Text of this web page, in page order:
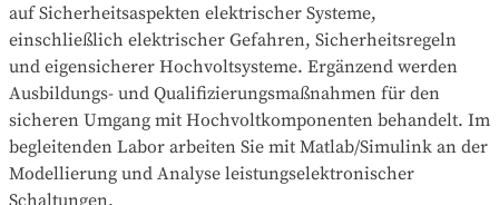
auf Sicherheitsaspekten elektrischer Systeme,
einschließlich elektrischer Gefahren, Sicherheitsregeln
und eigensicherer Hochvoltsysteme. Ergänzend werden
Ausbildungs- und Qualifizierungsmaßnahmen für den
sicheren Umgang mit Hochvoltkomponenten behandelt. Im
begleitenden Labor arbeiten Sie mit Matlab/Simulink an der
Modellierung und Analyse leistungselektronischer
Schaltungen.